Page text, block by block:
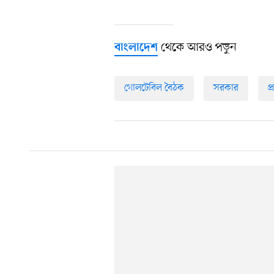
বাংলাদেশ থেকে আরও পড়ুন
গোলটেবিল বৈঠক সরকার